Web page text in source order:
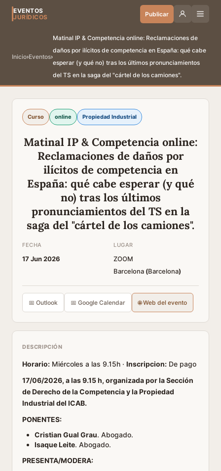
EVENTOS
JURÍDICOS
Publicar
Inicio›Eventos›
Matinal IP & Competencia online: Reclamaciones de
daños por ilícitos de competencia en España: qué cabe
esperar (y qué no) tras los últimos pronunciamientos
del TS en la saga del "cártel de los camiones".
Curso online Propiedad Industrial
Matinal IP & Competencia online:
Reclamaciones de daños por
ilícitos de competencia en
España: qué cabe esperar (y qué
no) tras los últimos
pronunciamientos del TS en la
saga del "cártel de los camiones".
FECHA
17 Jun 2026
LUGAR
ZOOM
Barcelona (Barcelona)
📅 Outlook 📅 Google Calendar 🌐 Web del evento
DESCRIPCIÓN
Horario: Miércoles a las 9.15h · Inscripcion: De pago
17/06/2026, a las 9.15 h, organizada por la Sección
de Derecho de la Competencia y la Propiedad
Industrial del ICAB.
PONENTES:
Cristian Gual Grau. Abogado.
Isaque Leite. Abogado.
PRESENTA/MODERA: